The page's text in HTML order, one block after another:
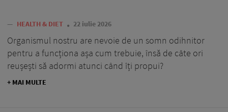
— HEALTH & DIET 22 iulie 2026
Organismul nostru are nevoie de un somn odihnitor
pentru a funcționa așa cum trebuie, însă de câte ori
reușești să adormi atunci când îți propui?
+ MAI MULTE